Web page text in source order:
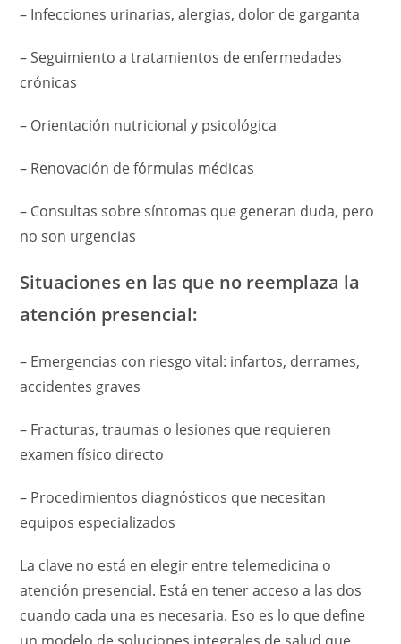
– Infecciones urinarias, alergias, dolor de garganta
– Seguimiento a tratamientos de enfermedades
crónicas
– Orientación nutricional y psicológica
– Renovación de fórmulas médicas
– Consultas sobre síntomas que generan duda, pero
no son urgencias
Situaciones en las que no reemplaza la
atención presencial:
– Emergencias con riesgo vital: infartos, derrames,
accidentes graves
– Fracturas, traumas o lesiones que requieren
examen físico directo
– Procedimientos diagnósticos que necesitan
equipos especializados
La clave no está en elegir entre telemedicina o
atención presencial. Está en tener acceso a las dos
cuando cada una es necesaria. Eso es lo que define